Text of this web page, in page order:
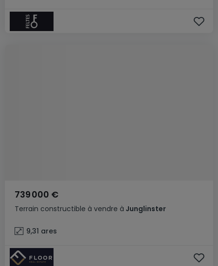
Terrain constructible à vendre à Junglinster
739 000 €
9,31 ares